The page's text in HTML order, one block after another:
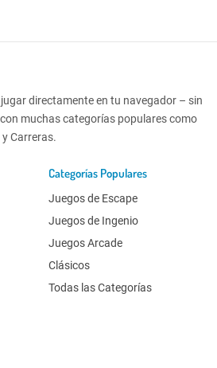
directamente en tu navegador – sin
muchas categorías populares como
Carreras.
Categorías Populares
Juegos de Escape
Juegos de Ingenio
Juegos Arcade
Clásicos
Todas las Categorías